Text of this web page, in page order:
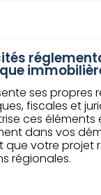
ses propres
fiscales et
ces éléments
dans vos
que votre projet
régionales.